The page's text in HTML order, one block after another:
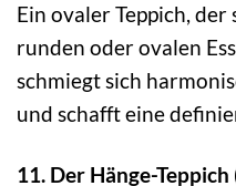
Ein ovaler Teppich,
runden oder ovalen
schmiegt sich
und schafft eine
11. Der Hänge-